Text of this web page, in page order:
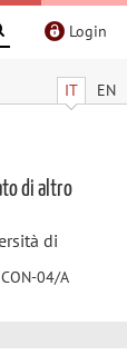
Login
IT EN
di altro
di
04/A